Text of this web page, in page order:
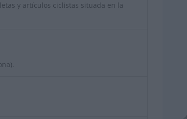
y artículos ciclistas situada en la